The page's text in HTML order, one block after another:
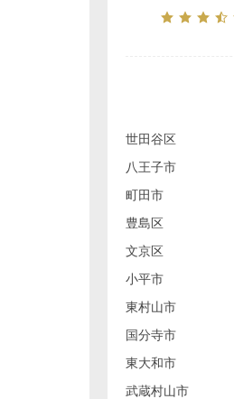
世田谷区
八王子市
町田市
豊島区
文京区
小平市
東村山市
国分寺市
東大和市
武蔵村山市